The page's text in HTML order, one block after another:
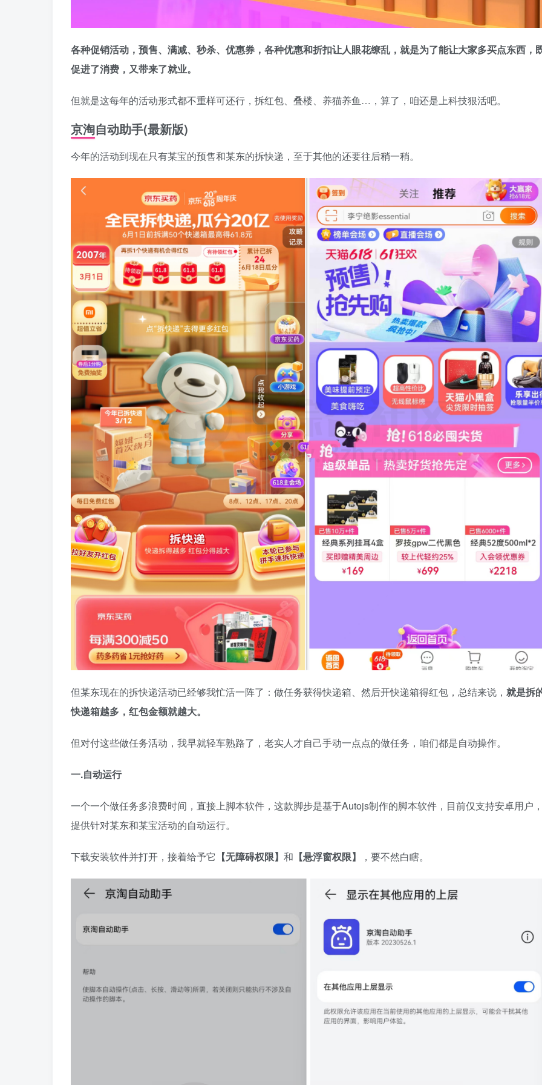
各种促销活动，预售、满减、秒杀、优惠券，各种优惠和折扣让人眼花缭乱，就是为了能让大家多买点东西，
促进了消费，又带来了就业。
但就是这每年的活动形式都不重样可还行，拆红包、叠楼、养猫养鱼…，算了，咱还是上科技狠活吧。
京淘自动助手(最新版)
今年的活动到现在只有某宝的预售和某东的拆快递，至于其他的还要往后稍一稍。
但某东现在的拆快递活动已经够我忙活一阵了：做任务获得快递箱、然后开快递箱得红包，总结来说， 就是拆
快递箱越多，红包金额就越大。
但对付这些做任务活动，我早就轻车熟路了，老实人才自己手动一点点的做任务，咱们都是自动操作。
一.自动运行
一个一个做任务多浪费时间，直接上脚本软件，这款脚步是基于Autojs制作的脚本软件，目前仅支持安卓用户
提供针对某东和某宝活动的自动运行。
下载安装软件并打开，接着给予它 【无障碍权限】 和 【悬浮窗权限】 ，要不然白瞎。